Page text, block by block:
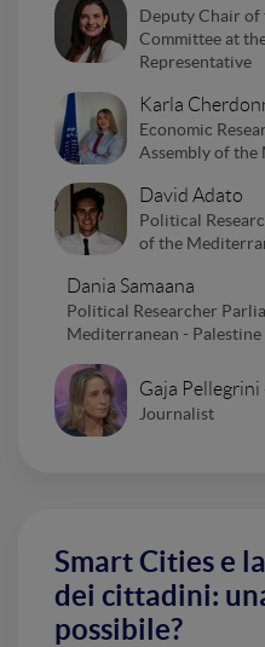
Deputy Chair of
Committee at
Representative
Karla
Economic
Assembly of the
David Adato
Political
of the
Dania Samaana
Political Researcher
Mediterranean - Palestine
Gaja
Journalist
Smart Cities e
dei cittadini:
possibile?